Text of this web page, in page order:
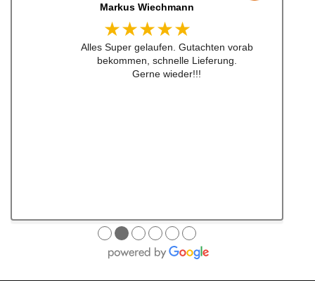
Jens Albert
★★★★★
Super Service, schnelle Bearbeiten und
Lieferung ! Immer wieder gerne !!!
●●●●●●